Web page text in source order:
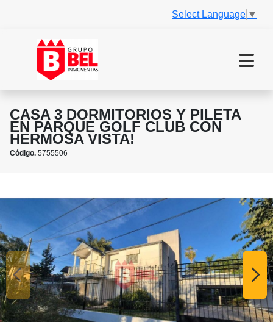
Select Language ▼
CASA 3 DORMITORIOS Y PILETA
EN PARQUE GOLF CLUB CON
HERMOSA VISTA!
Código. 5755506